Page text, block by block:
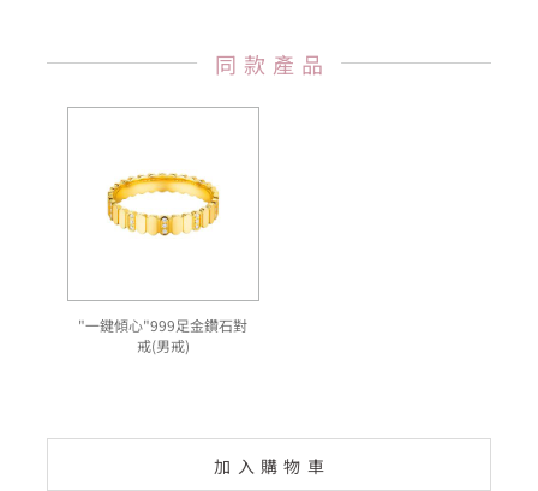
同款產品
"一鍵傾心"999足金鑽石對
戒(男戒)
加入購物車